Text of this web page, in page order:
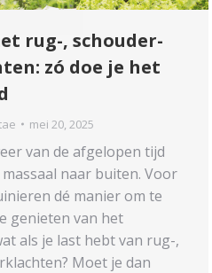
rug-, schouder-
zó doe je het
mei 20, 2025
van de afgelopen tijd
naar buiten. Voor
dé manier om te
genieten van het
als je last hebt van rug-,
Moet je dan